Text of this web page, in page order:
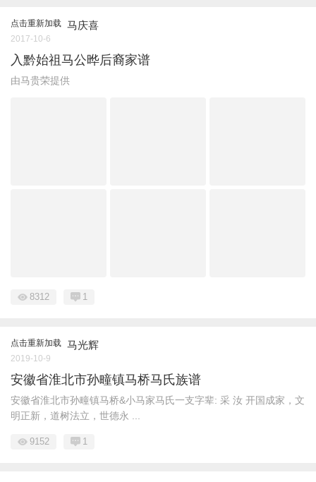
点击重新加载 马庆喜
2017-10-6
入黔始祖马公晔后裔家谱
由马贵荣提供
8312 1
点击重新加载 马光辉
2019-10-9
安徽省淮北市孙疃镇马桥马氏族谱
安徽省淮北市孙疃镇马桥&小马家马氏一支字辈: 采 汝 开国成家，文
明正新，道树法立，世德永 ...
9152 1